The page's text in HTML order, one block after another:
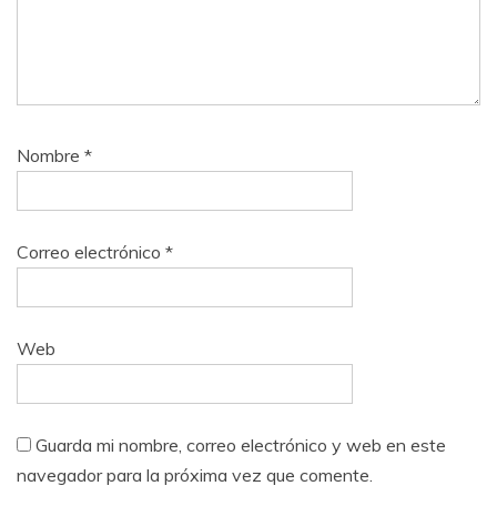
Nombre *
Correo electrónico *
Web
Guarda mi nombre, correo electrónico y web en este
navegador para la próxima vez que comente.